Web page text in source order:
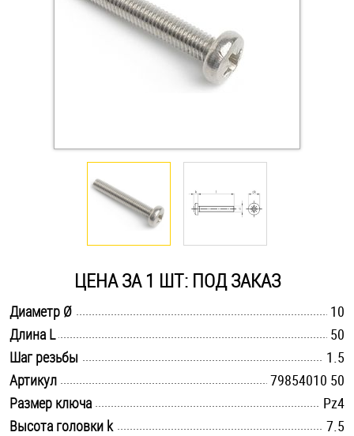
Крюки, кольца с метрической резьбой
Крюки, кольца с шурупной резьбой
Оснастка и аксессуары для яхт
Саморезы и шурупы
Стопорные кольца
Такелаж
Хомуты
Шайбы
ЦЕНА ЗА 1 ШТ: ПОД ЗАКАЗ
Диаметр Ø
10
Длина L
50
Шаг резьбы
1.5
Артикул
79854010 50
Размер ключа
Pz4
Высота головки k
7.5